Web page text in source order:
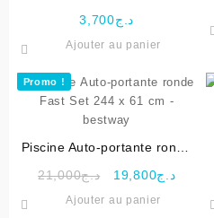
– Intex
د.ج3,700
Ajouter au panier
Promo !
Piscine Auto-portante ronde
bestway
د.ج21,000
Le
د.ج19,800
Le
actuel
Ajouter au panier